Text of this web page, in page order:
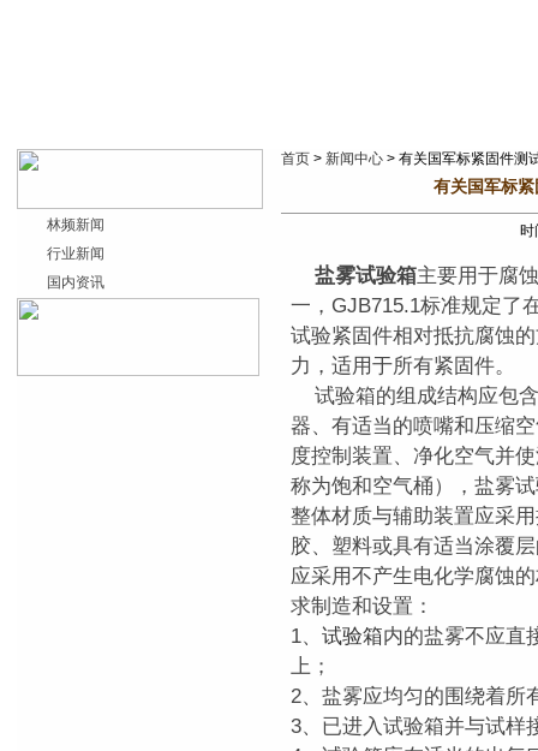
林频新闻
行业新闻
国内资讯
首页 > 新闻中心 > 有关国军标紧固件测
有关国军标
盐雾试验箱主要用于腐
一，GJB715.1标准规定了
试验紧固件相对抵抗腐蚀
力，适用于所有紧固件。
试验箱的组成结构应包
器、有适当的喷嘴和压缩
度控制装置、净化空气并
称为饱和空气桶），盐雾
整体材质与辅助装置应采
胶、塑料或具有适当涂覆
应采用不产生电化学腐蚀
求制造和设置：
1、 试验箱内的盐雾不应直
上；
2、盐雾应均匀的围绕着所
3、已进入试验箱并与试样